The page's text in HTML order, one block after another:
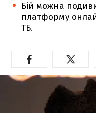
Бій можна
платформу
ТБ.